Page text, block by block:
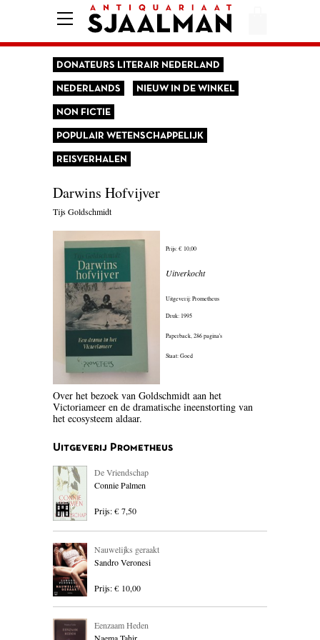
VOORWAARDEN
CONTACT
AANBIEDING
AUTOBIOGRAFIE
BLOEMLEZING
BOEKENWEEK GESCHENK
BRIEVEN
CARTOONS
COLUMNS
DONATEURS LITERAIR
DUITSLAND
ENGELAND
ENGELSTALIG
DONATEURS LITERAIR NEDERLAND
NEDERLANDS NIEUW IN DE WINKEL
NON FICTIE
POPULAIR WETENSCHAPPELIJK
REISVERHALEN
Darwins Hofvijver
Tijs Goldschmidt
Prijs: € 10,00
Uitverkocht
Uitgeverij: Prometheus
Druk: 1995
Paperback, 286 pagina's
Staat: Goed
Over het bezoek van Goldschmidt aan het
Victoriameer en de dramatische ineenstorting van
het ecosysteem aldaar.
Uitgeverij Prometheus
De Vriendschap
Connie Palmen
Prijs: € 7,50
Nauwelijks geraakt
Sandro Veronesi
Prijs: € 10,00
Eenzaam Heden
Naema Tahir